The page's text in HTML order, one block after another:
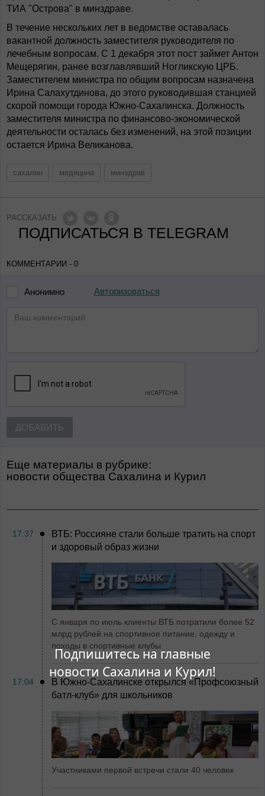
Подпишитесь на главные
новости Сахалина и Курил!
ТИА "Острова" в минздраве.
В течение нескольких лет в ведомстве оставалась
вакантной должность заместителя руководителя по
лечебным вопросам. С 1 декабря этот пост займет Антон
Мещерягин, ранее возглавлявший Ногликскую ЦРБ.
Заместителем министра по общим вопросам назначена
Ирина Салахутдинова, до этого руководившая станцией
скорой помощи города Южно-Сахалинска. Должность
заместителя министра по финансово-экономической
деятельности осталась без изменений, на этой позиции
остается Ирина Великанова.
сахалин медицина минздрав
РАССКАЗАТЬ
ПОДПИСАТЬСЯ В TELEGRAM
КОММЕНТАРИИ - 0
Анонимно Авторизоваться
ДОБАВИТЬ
Еще материалы в рубрике:
Новости общества Сахалина и Курил
17:37
ВТБ: Россияне стали больше тратить на спорт
и здоровый образ жизни
С января по июль клиенты ВТБ потратили более 52
млрд рублей на спортивное питание, одежду и
походы в спортивные клубы
17:04
В Южно-Сахалинске открылся «Профсоюзный
батл-клуб» для школьников
Участниками первой встречи стали 40 человек